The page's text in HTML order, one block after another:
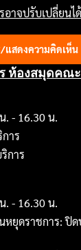
อาจปรับเปลี่ยน
แสดงความคิดเห็น
ร ห้องสมุดคณ
. - 16.30 น.
าร
การ
. - 16.30 น.
หยุดราชการ: ปิด